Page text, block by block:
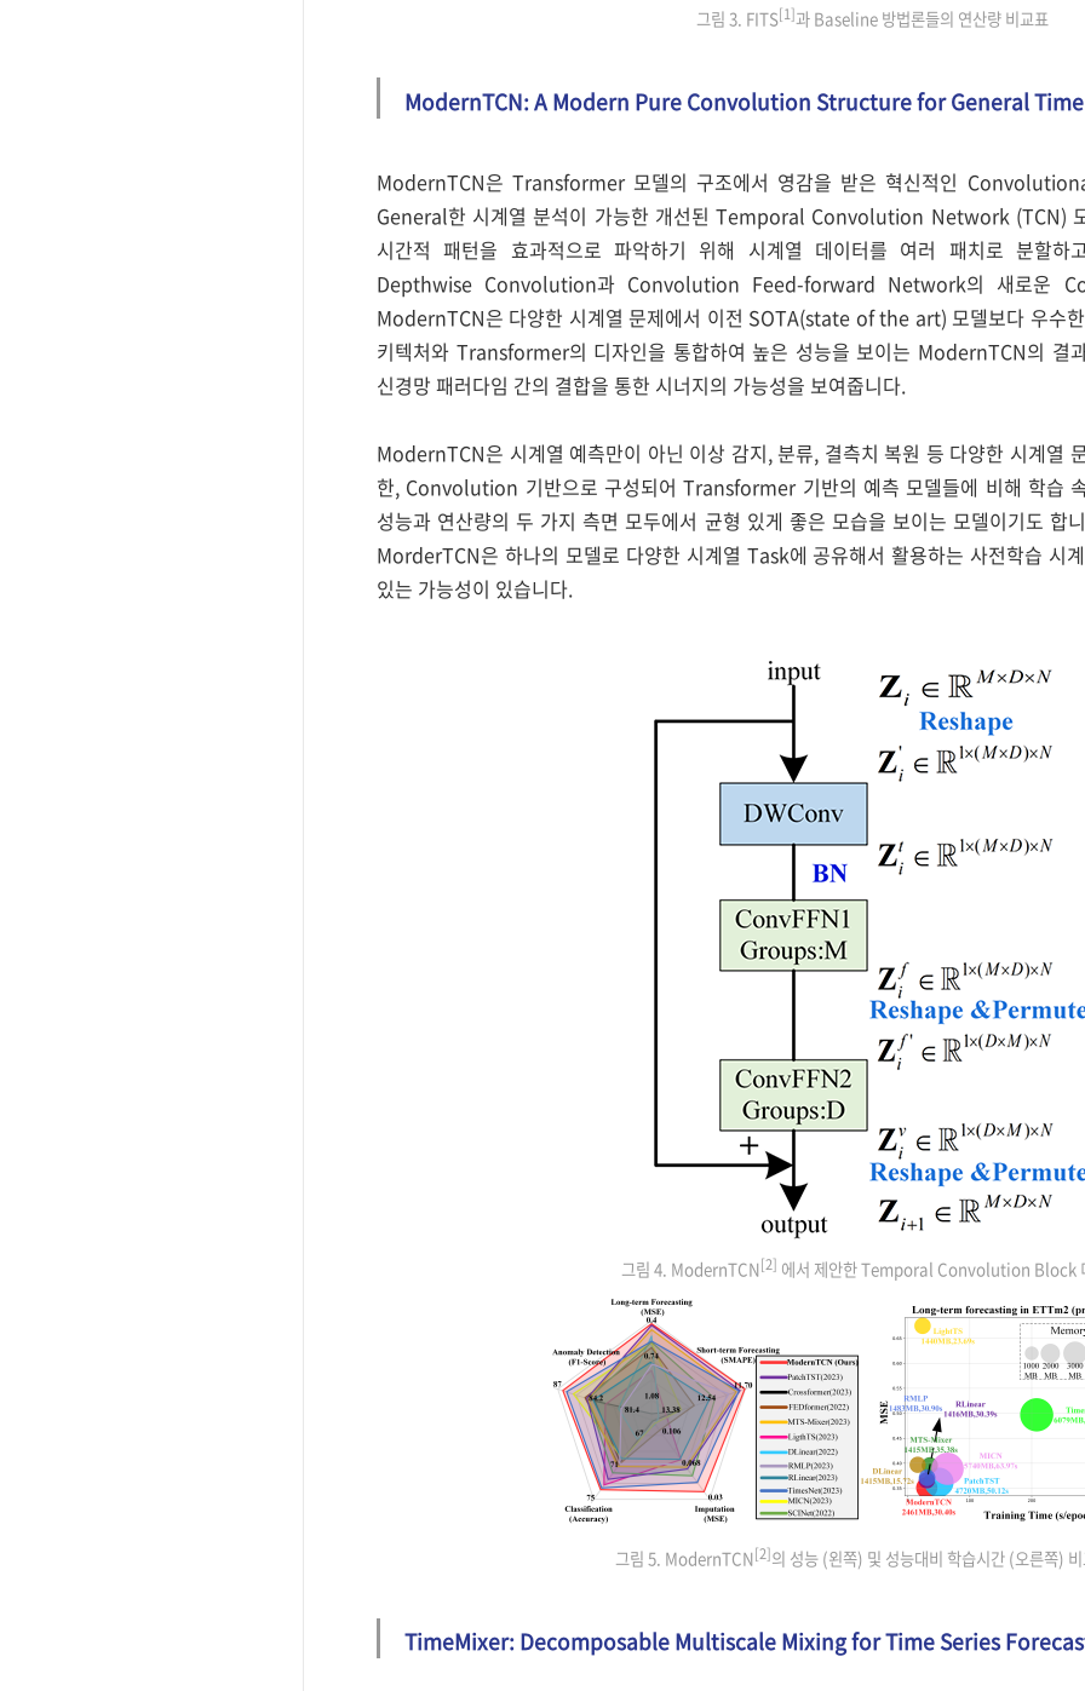
그림 3. FITS[1]과 Baseline 방법론들의 연산량 비교표
ModernTCN: A Modern Pure Convolution Structure for General
ModernTCN은 Transformer 모델의 구조에서 영감을 받은 혁신적인
General한 시계열 분석이 가능한 개선된 Temporal Convolution Network (TCN)
시간적 패턴을 효과적으로 파악하기 위해 시계열 데이터를 여러 패치로 분할하
Depthwise Convolution과 Convolution Feed-forward Network의 새로운
ModernTCN은 다양한 시계열 문제에서 이전 SOTA(state of the art) 모델보다 우수
키텍처와 Transformer의 디자인을 통합하여 높은 성능을 보이는 ModernTCN의 결
신경망 패러다임 간의 결합을 통한 시너지의 가능성을 보여줍니다.
ModernTCN은 시계열 예측만이 아닌 이상 감지, 분류, 결측치 복원 등 다양한 시계열
한, Convolution 기반으로 구성되어 Transformer 기반의 예측 모델들에 비해 학습
성능과 연산량의 두 가지 측면 모두에서 균형 있게 좋은 모습을 보이는 모델이기도 합
MorderTCN은 하나의 모델로 다양한 시계열 Task에 공유해서 활용하는 사전학습 시
있는 가능성이 있습니다.
그림 4. ModernTCN[2] 에서 제안한 Temporal Convolution Block
그림 5. ModernTCN[2]의 성능 (왼쪽) 및 성능대비 학습시간 (오른쪽)
TimeMixer: Decomposable Multiscale Mixing for Time Series